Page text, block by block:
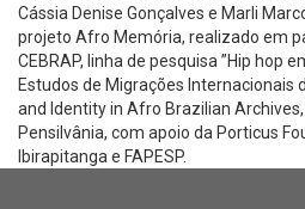
Projeto
Afro
Memória
Cássia Denise Gonçalves e Marli
projeto Afro Memória, realizado em
CEBRAP, linha de pesquisa ”Hip hop
Estudos de Migrações Internacionais
and Identity in Afro Brazilian
Pensilvânia, com apoio da Porticus
Ibirapitanga e FAPESP.